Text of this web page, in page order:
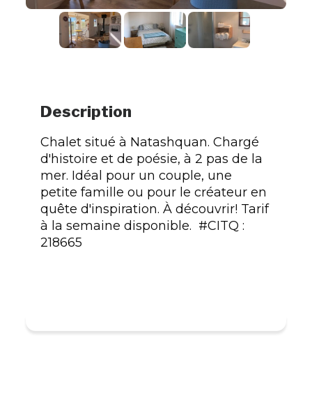
Description
Chalet situé à Natashquan. Chargé
d'histoire et de poésie, à 2 pas de la
mer. Idéal pour un couple, une
petite famille ou pour le créateur en
quête d'inspiration. À découvrir! Tarif
à la semaine disponible. #CITQ :
218665